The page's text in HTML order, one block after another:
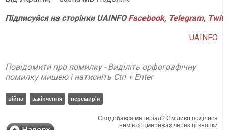
ПідписуйсянасторінкиUAINFO Facebook, Telegram,
UAINFO
Повідомити про помилку - Виділіть орфографічну
помилку мишею і натисніть Ctrl + Enter
війна закінчення перемир'я
Сподобався матеріал? Сміливо поділися
ним в соцмережах через ці кнопки